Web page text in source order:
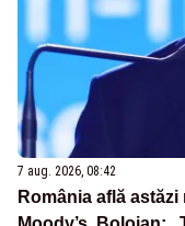
7 aug. 2026, 08:42
România află